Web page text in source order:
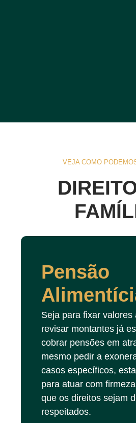
VEJA COMO
Pensão
Seja para fixar valores
revisar montantes já
cobrar pensões em
mesmo pedir a
casos específicos,
para atuar com
que os direitos sejam
respeitados.